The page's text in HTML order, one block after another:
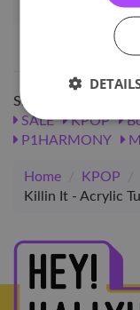
Artikelnummer
Shop meer
SALE
KPOP
P1HARMONY
Home / KPOP /
Killin It - Acrylic